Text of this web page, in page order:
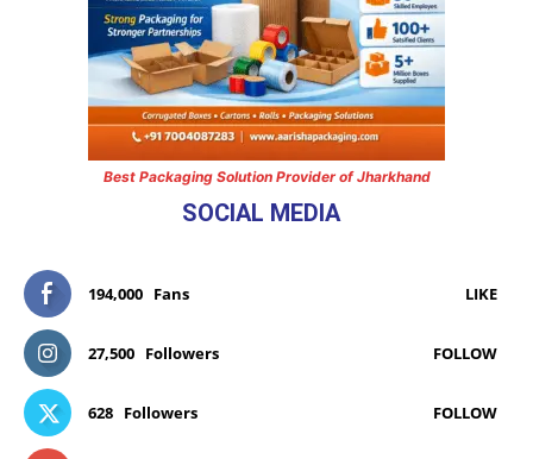
Best Packaging Solution Provider of Jharkhand
SOCIAL MEDIA
194,000 Fans LIKE
27,500 Followers FOLLOW
628 Followers FOLLOW